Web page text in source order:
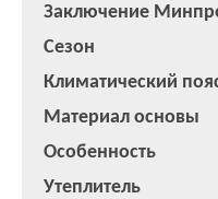
Заключение
Сезон
Климатический
Материал основы
Особенность
Утеплитель